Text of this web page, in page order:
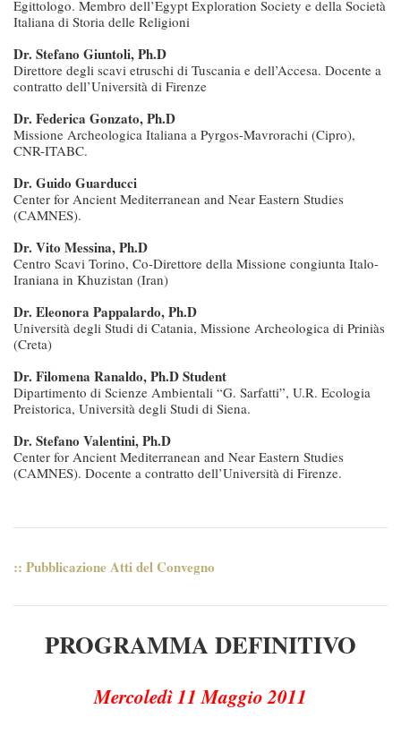
Egittologo. Membro dell’Egypt Exploration Society e della Società
Italiana di Storia delle Religioni
Dr. Stefano Giuntoli, Ph.D
Direttore degli scavi etruschi di Tuscania e dell’Accesa. Docente a
contratto dell’Università di Firenze
Dr. Federica Gonzato, Ph.D
Missione Archeologica Italiana a Pyrgos-Mavrorachi (Cipro),
CNR-ITABC.
Dr. Guido Guarducci
Center for Ancient Mediterranean and Near Eastern Studies
(CAMNES).
Dr. Vito Messina, Ph.D
Centro Scavi Torino, Co-Direttore della Missione congiunta Italo-
Iraniana in Khuzistan (Iran)
Dr. Eleonora Pappalardo, Ph.D
Università degli Studi di Catania, Missione Archeologica di Priniàs
(Creta)
Dr. Filomena Ranaldo, Ph.D Student
Dipartimento di Scienze Ambientali “G. Sarfatti”, U.R. Ecologia
Preistorica, Università degli Studi di Siena.
Dr. Stefano Valentini, Ph.D
Center for Ancient Mediterranean and Near Eastern Studies
(CAMNES). Docente a contratto dell’Università di Firenze.
:: Pubblicazione Atti del Convegno
PROGRAMMA DEFINITIVO
Mercoledì 11 Maggio 2011